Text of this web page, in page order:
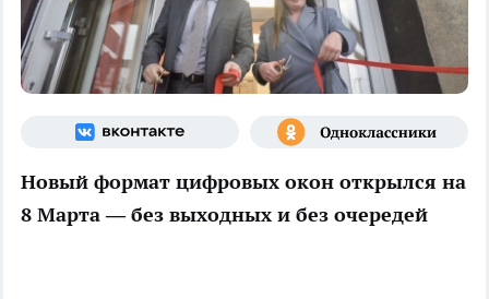
Новый формат цифровых окон открылся на
8 Марта — без выходных и без очередей